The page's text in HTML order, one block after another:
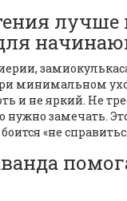
лучше
минимальном
и не яркий. Не
нужно замечать.
«не